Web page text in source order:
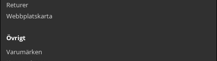
Returer
Webbplatskarta
Övrigt
Varumärken